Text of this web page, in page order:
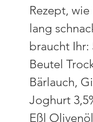
Rezept,
lang
braucht Ihr:
Beutel
Bärlauch,
Joghurt
Eßl